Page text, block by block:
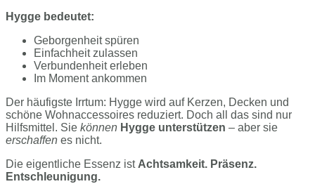
Hygge bedeutet:
Geborgenheit spüren
Einfachheit zulassen
Verbundenheit erleben
Im Moment ankommen
Der häufigste Irrtum: Hygge wird auf Kerzen, Decken und
schöne Wohnaccessoires reduziert. Doch all das sind nur
Hilfsmittel. Sie können Hygge unterstützen – aber sie
erschaffen es nicht.
Die eigentliche Essenz istAchtsamkeit. Präsenz.
Entschleunigung.